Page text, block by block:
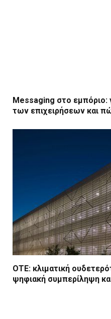
Messaging στο εμπόριο:
των επιχειρήσεων και
ΟΤΕ: κλιματική
ψηφιακή συμπερίληψη